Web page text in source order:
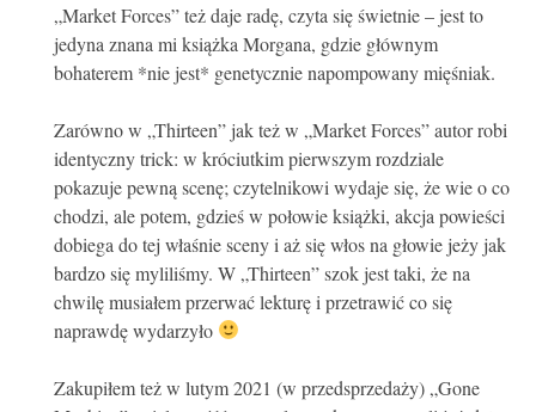
„Market Forces” też daje radę, czyta się świetnie – jest to
jedyna znana mi książka Morgana, gdzie głównym
bohaterem *nie jest* genetycznie napompowany mięśniak.
Zarówno w „Thirteen” jak też w „Market Forces” autor robi
identyczny trick: w króciutkim pierwszym rozdziale
pokazuje pewną scenę; czytelnikowi wydaje się, że wie o co
chodzi, ale potem, gdzieś w połowie książki, akcja powieści
dobiega do tej właśnie sceny i aż się włos na głowie jeży jak
bardzo się myliliśmy. W „Thirteen” szok jest taki, że na
chwilę musiałem przerwać lekturę i przetrawić co się
naprawdę wydarzyło
Zakupiłem też w lutym 2021 (w przedsprzedaży) „Gone